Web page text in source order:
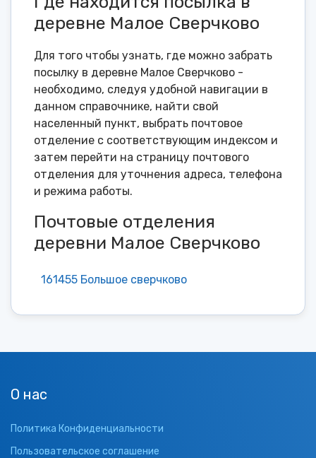
деревне Малое Сверчково
Для того чтобы узнать, где можно забрать
посылку в деревне Малое Сверчково -
необходимо, следуя удобной навигации в
данном справочнике, найти свой
населенный пункт, выбрать почтовое
отделение с соответствующим индексом и
затем перейти на страницу почтового
отделения для уточнения адреса, телефона
и режима работы.
Почтовые отделения
деревни Малое Сверчково
161455 Большое сверчково
О нас
Политика Конфиденциальности
Пользовательское соглашение